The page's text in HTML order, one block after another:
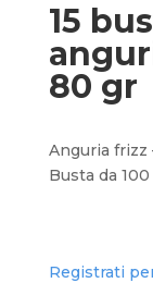
15
80 gr
Anguria frizz
Busta da
Registrati